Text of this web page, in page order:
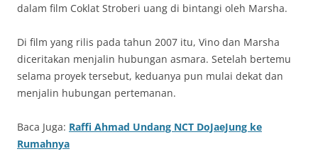
dalam film Coklat Stroberi uang di bintangi oleh Marsha.
Di film yang rilis pada tahun 2007 itu, Vino dan Marsha
diceritakan menjalin hubungan asmara. Setelah bertemu
selama proyek tersebut, keduanya pun mulai dekat dan
menjalin hubungan pertemanan.
Baca Juga: Raffi Ahmad Undang NCT DoJaeJung ke
Rumahnya